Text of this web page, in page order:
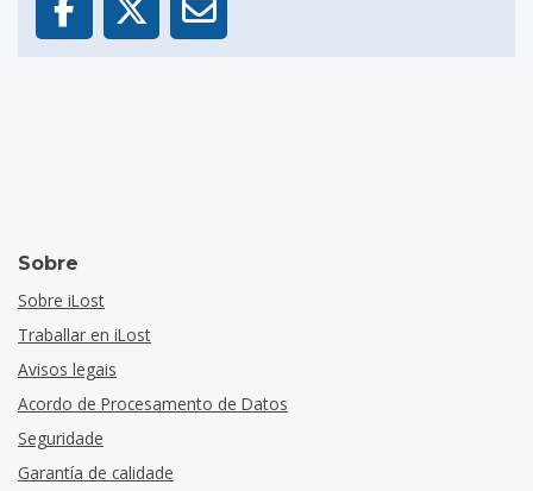
Sobre
Sobre iLost
Traballar en iLost
Avisos legais
Acordo de Procesamento de Datos
Seguridade
Garantía de calidade